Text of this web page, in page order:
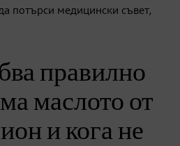
потърси медицински съвет,
правилно
маслото от
и кога не